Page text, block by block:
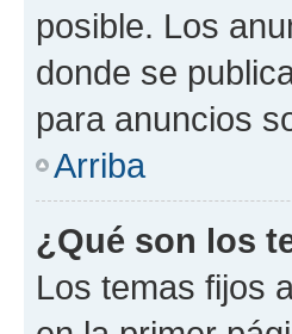
posible. Los
donde se
para anuncios
Arriba
¿Qué son los
Los temas fijos